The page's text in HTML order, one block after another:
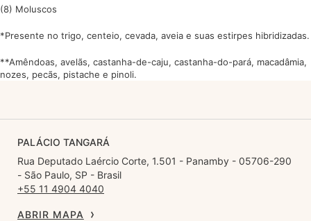
(8) Moluscos
*Presente no trigo, centeio, cevada, aveia e suas estirpes hibridizadas.
**Amêndoas, avelãs, castanha-de-caju, castanha-do-pará, macadâmia,
nozes, pecãs, pistache e pinoli.
PALÁCIO TANGARÁ
Rua Deputado Laércio Corte, 1.501 - Panamby - 05706-290
- São Paulo, SP - Brasil
+55 11 4904 4040
ABRIR MAPA